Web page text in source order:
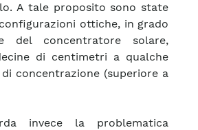
A tale proposito sono state
ottiche, in grado
del concentratore solare,
di centimetri a qualche
concentrazione (superiore a
invece la problematica